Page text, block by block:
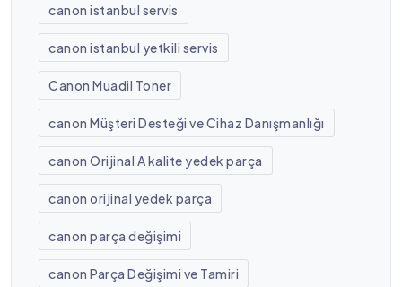
canon istanbul servis
canon istanbul yetkili servis
Canon Muadil Toner
canon Müşteri Desteği ve Cihaz Danışmanlığı
canon Orijinal A kalite yedek parça
canon orijinal yedek parça
canon parça değişimi
canon Parça Değişimi ve Tamiri